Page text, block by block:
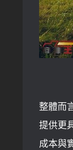
整體而
提供更
成本與